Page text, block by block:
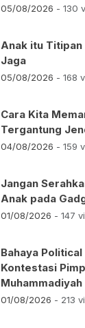
05/08/2026 - 130
Anak itu Titipan
Jaga
05/08/2026 - 168
Cara Kita
Tergantung
04/08/2026 - 159
Jangan
Anak pada
01/08/2026 - 147
Bahaya
Kontestasi
Muhammadiyah
01/08/2026 - 213